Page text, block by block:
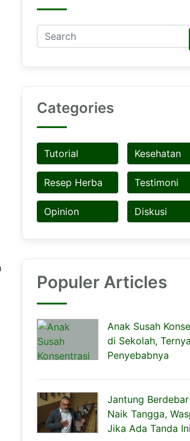
Categories
Tutorial Kesehatan
Resep Herba Testimoni
Opinion Diskusi
Populer Articles
Anak Susah
di Sekolah,
Penyebabnya
Jantung
Naik Tangga,
Jika Ada Tanda Ini